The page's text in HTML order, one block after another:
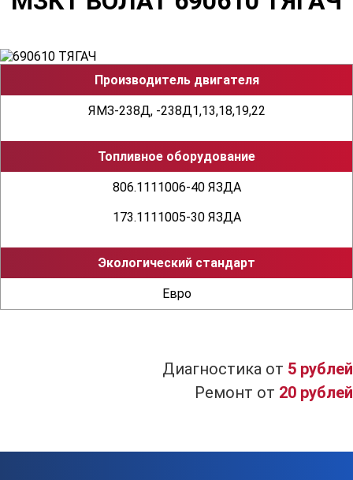
г. Минск, ул. Клары Цеткин, 49,
Производитель двигателя
ЯМЗ-238Д, -238Д1,13,18,19,22
Топливное оборудование
806.1111006-40 ЯЗДА
173.1111005-30 ЯЗДА
Экологический стандарт
Евро
Диагностика от 5 рублей
Ремонт от 20 рублей